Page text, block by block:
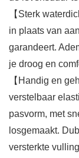
【Sterk
in plaats van
garandeert.
je droog en
【Handig en
verstelbaar
pasvorm, met
losgemaakt.
versterkte